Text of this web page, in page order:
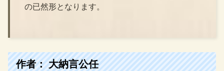
の已然形となります。
作者： 大納言公任